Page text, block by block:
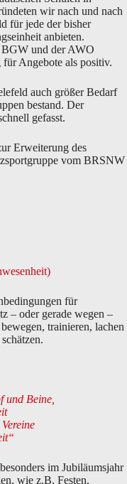
wir nach und nach
für jede der bisher
anbieten.
BGW und der AWO
Angebote als positiv.
auch größer Bedarf
bestand. Der
gefasst.
Erweiterung des
vom BRSNW
für
– oder gerade wegen –
trainieren, lachen
und Beine,
im Jubiläumsjahr
wie z.B. Festen,